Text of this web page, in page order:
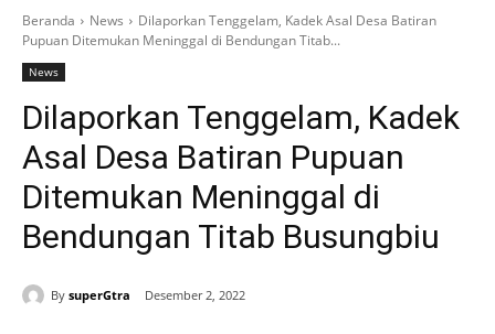
Beranda News
Dilaporkan Tenggelam, Kadek Asal Desa Batiran
Pupuan Ditemukan Meninggal di Bendungan Titab...
News
Dilaporkan Tenggelam, Kadek
Asal Desa Batiran Pupuan
Ditemukan Meninggal di
Bendungan Titab Busungbiu
By superGtra Desember 2, 2022